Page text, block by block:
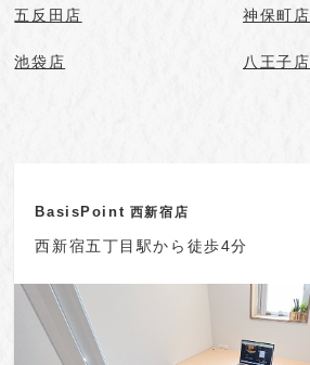
五反田店 神保町店
池袋店 八王子店
BasisPoint 西新宿店
西新宿五丁目駅から徒歩4分